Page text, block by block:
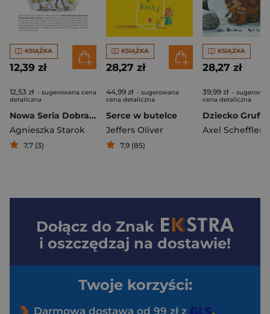
KSIĄŻKA
12,39 zł
12,53 zł - sugerowana cena
detaliczna
Nowa Seria Dobra Książeczka 2-2,5 roku
Agnieszka Starok
7,7 (3)
KSIĄŻKA
28,27 zł
44,99 zł - sugerowana
cena detaliczna
Serce w butelce
Jeffers Oliver
7,9 (85)
KSIĄŻKA
28,27 zł
39,99 zł -
cena detaliczna
Dziecko
Axel Scheffler
Dołącz do Znak
i oszczędzaj na dostawie!
Twoje korzyści:
Darmowa dostawa od 99 zł z